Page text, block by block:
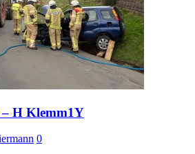
– H Klemm1Y
0